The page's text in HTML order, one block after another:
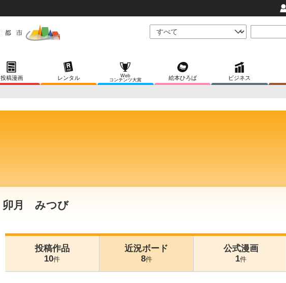
投稿漫画 レンタル
Web
コンテンツ大賞
絵本ひろば ビジネス
卯月 みつび
投稿作品
10件
近況ボード
8件
公式漫画
1件